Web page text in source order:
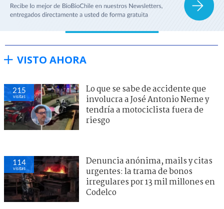
VISTO AHORA
215
visitas
Lo que se sabe de accidente que
involucra a José Antonio Neme y
tendría a motociclista fuera de
riesgo
114
visitas
Denuncia anónima, mails y citas
urgentes: la trama de bonos
irregulares por 13 mil millones en
Codelco